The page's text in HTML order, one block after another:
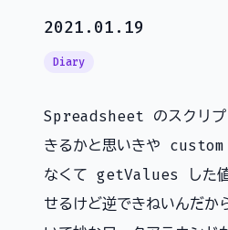
2021.01.19
Diary
Spreadsheet のスクリプ
きるかと思いきや
なくて getValues した
せるけど逆できねいんだか